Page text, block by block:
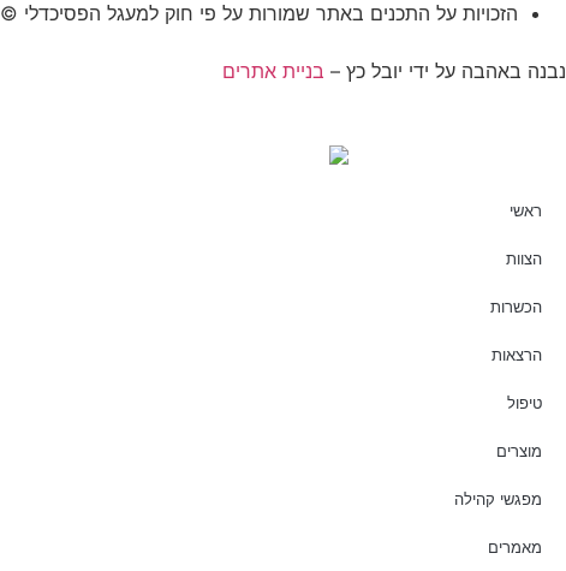
הזכויות על התכנים באתר שמורות על פי חוק למעגל הפסיכדלי ©
נבנה באהבה על ידי יובל כץ – בניית אתרים
ראשי
הצוות
הכשרות
הרצאות
טיפול
מוצרים
מפגשי קהילה
מאמרים